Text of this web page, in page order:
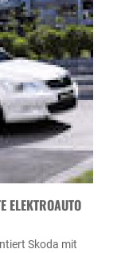
ELEKTROAUTO
Skoda mit